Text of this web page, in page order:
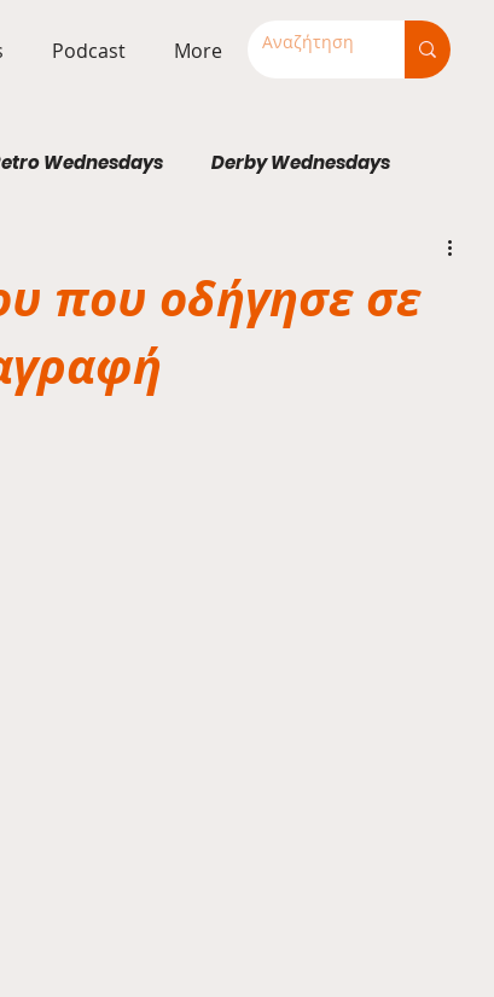
Podcast More
Wednesdays Derby Wednesdays
που οδήγησε σε